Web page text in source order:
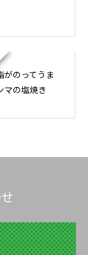
がのってうま
マの塩焼き